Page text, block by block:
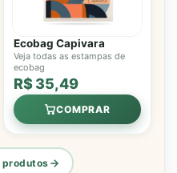
Ecobag Capivara
Veja todas as estampas de
ecobag
R$ 35,49
COMPRAR
produtos